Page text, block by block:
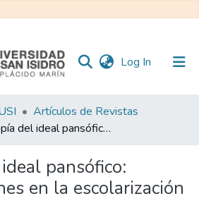
Log In (current)
Artículos de Revistas
La utopía del ideal pansófico: resignificaciones en la escolarización moderna
pansófico:
en la escolarización